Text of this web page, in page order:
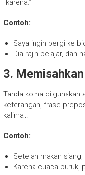
“karena.”
Contoh:
Saya ingin pergi ke
Dia rajin belajar, dan
3.
Tanda koma di
keterangan, frase
kalimat.
Contoh:
Setelah makan
Karena cuaca buruk,